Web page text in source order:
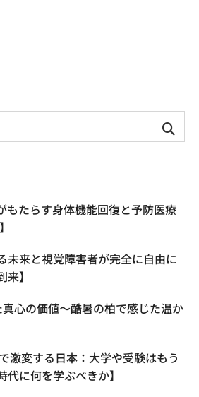
もたらす身体機能回復と予防医療
未来と視覚障害者が完全に自由に
】
真心の価値〜酷暑の柏で感じた温か
激変する日本：大学や受験はもう
に何を学ぶべきか】